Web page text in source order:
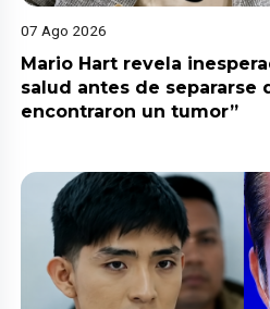
07 Ago 2026
Mario Hart revela
salud antes de separarse
encontraron un tumor”